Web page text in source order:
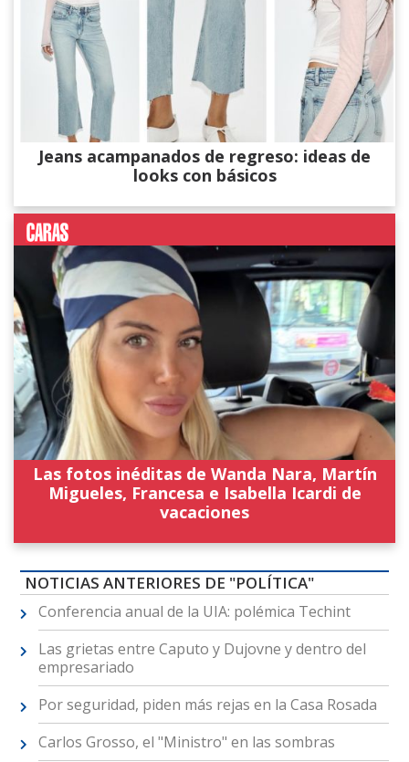
Jeans acampanados de regreso: ideas de
looks con básicos
Las fotos inéditas de Wanda Nara, Martín
Migueles, Francesa e Isabella Icardi de
vacaciones
NOTICIAS ANTERIORES DE "POLÍTICA"
Conferencia anual de la UIA: polémica Techint
Las grietas entre Caputo y Dujovne y dentro del
empresariado
Por seguridad, piden más rejas en la Casa Rosada
Carlos Grosso, el "Ministro" en las sombras